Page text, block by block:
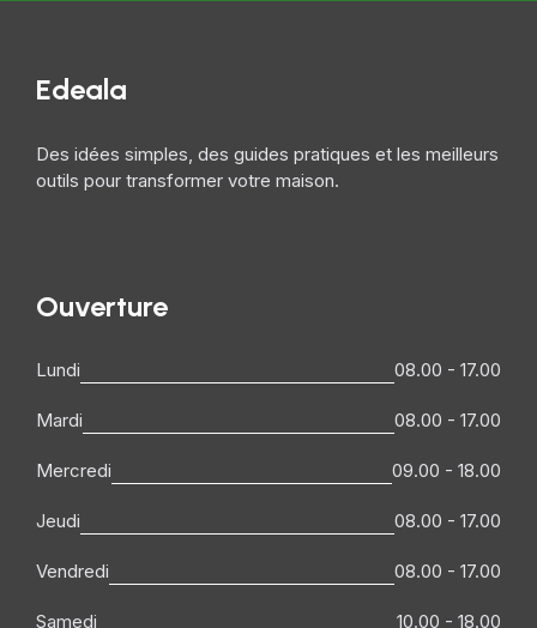
Edeala
Des idées simples, des guides pratiques et les meilleurs
outils pour transformer votre maison.
Ouverture
Lundi 08.00 - 17.00
Mardi 08.00 - 17.00
Mercredi 09.00 - 18.00
Jeudi 08.00 - 17.00
Vendredi 08.00 - 17.00
Samedi 10.00 - 18.00